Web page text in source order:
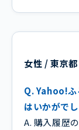
女性 / 東京
Q. Yahoo!ふ
はいかがでし
A. 購入履歴